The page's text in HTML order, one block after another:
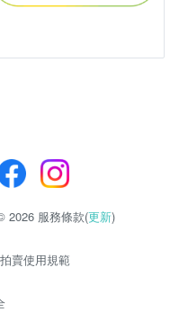
2026 服務條款(更新)
拍賣使用規範